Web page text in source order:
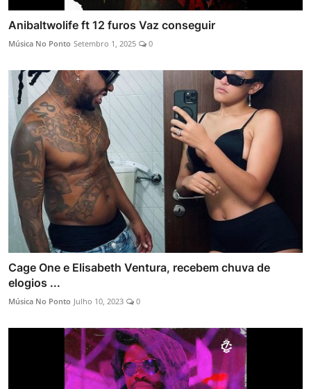
Anibaltwolife ft 12 furos Vaz conseguir
Música No Ponto Setembro 1, 2025 0
Cage One e Elisabeth Ventura, recebem chuva de
elogios ...
Música No Ponto Julho 10, 2023 0